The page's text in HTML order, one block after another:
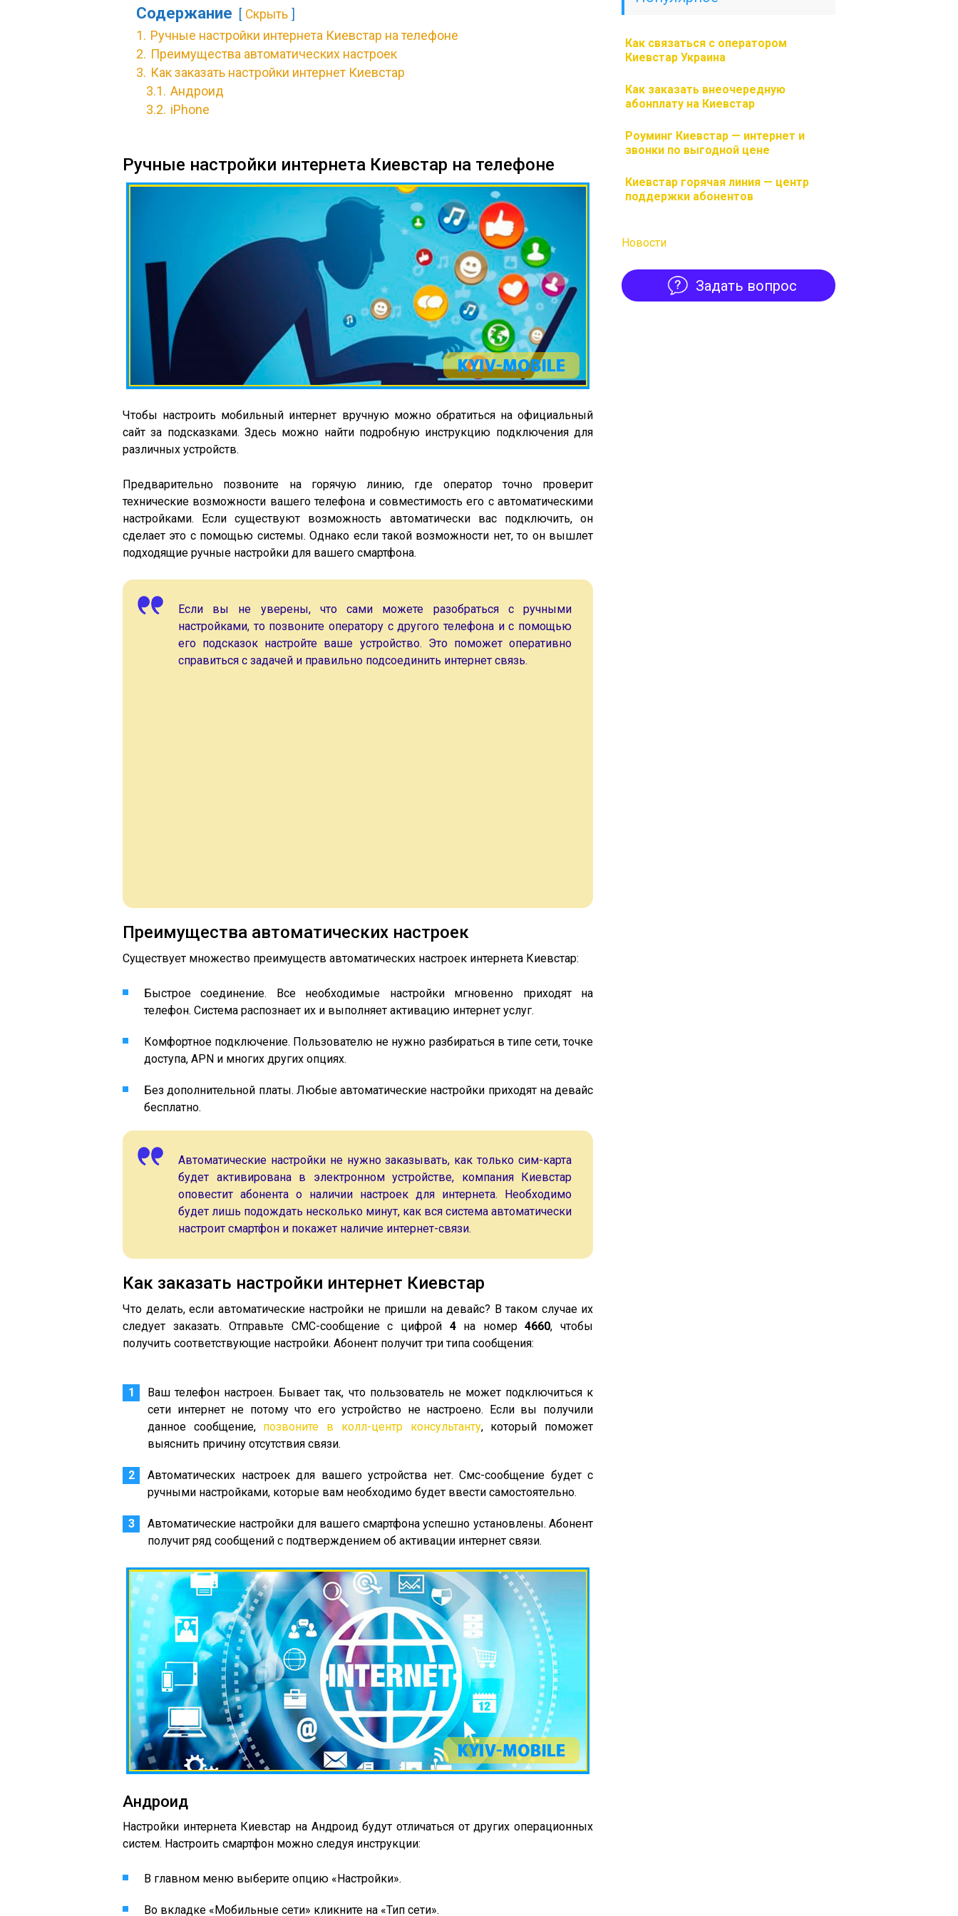
Содержание Скрыть
1. Ручные настройки интернета Киевстар на телефоне
2. Преимущества автоматических настроек
3. Как заказать настройки интернет Киевстар
3.1. Андроид
3.2. iPhone
Ручные настройки интернета Киевстар на телефоне
Чтобы настроить мобильный интернет вручную можно обратиться на официальный
сайт за подсказками. Здесь можно найти подробную инструкцию подключения для
различных устройств.
Предварительно позвоните на горячую линию, где оператор точно проверит
технические возможности вашего телефона и совместимость его с автоматическими
настройками. Если существуют возможность автоматически вас подключить, он
сделает это с помощью системы. Однако если такой возможности нет, то он вышлет
подходящие ручные настройки для вашего смартфона.
Если вы не уверены, что сами можете разобраться с ручными
настройками, то позвоните оператору с другого телефона и с помощью
его подсказок настройте ваше устройство. Это поможет оперативно
справиться с задачей и правильно подсоединить интернет связь.
Преимущества автоматических настроек
Существует множество преимуществ автоматических настроек интернета Киевстар:
Быстрое соединение. Все необходимые настройки мгновенно приходят на
телефон. Система распознает их и выполняет активацию интернет услуг.
Комфортное подключение. Пользователю не нужно разбираться в типе сети, точке
доступа, APN и многих других опциях.
Без дополнительной платы. Любые автоматические настройки приходят на девайс
бесплатно.
Автоматические настройки не нужно заказывать, как только сим-карта
будет активирована в электронном устройстве, компания Киевстар
оповестит абонента о наличии настроек для интернета. Необходимо
будет лишь подождать несколько минут, как вся система автоматически
настроит смартфон и покажет наличие интернет-связи.
Как заказать настройки интернет Киевстар
Что делать, если автоматические настройки не пришли на девайс? В таком случае их
следует заказать. Отправьте СМС-сообщение с цифрой 4на номер4660, чтобы
получить соответствующие настройки. Абонент получит три типа сообщения:
Ваш телефон настроен. Бывает так, что пользователь не может подключиться к
сети интернет не потому что его устройство не настроено. Если вы получили
данное сообщение, позвоните в колл-центр консультанту, который поможет
выяснить причину отсутствия связи.
Автоматических настроек для вашего устройства нет. Смс-сообщение будет с
ручными настройками, которые вам необходимо будет ввести самостоятельно.
Автоматические настройки для вашего смартфона успешно установлены. Абонент
получит ряд сообщений с подтверждением об активации интернет связи.
Андроид
Настройки интернета Киевстар на Андроид будут отличаться от других операционных
систем. Настроить смартфон можно следуя инструкции:
В главном меню выберите опцию «Настройки».
Во вкладке «Мобильные сети» кликните на «Тип сети».
Как связаться с оператором
Киевстар Украина
Как заказать внеочередную
абонплату на Киевстар
Роуминг Киевстар — интернет и
звонки по выгодной цене
Киевстар горячая линия — центр
поддержки абонентов
Новости
Задать вопрос